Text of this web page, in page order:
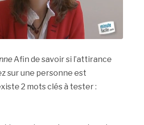
Afin de savoir si l’attirance
sur une personne est
2 mots clés à tester :